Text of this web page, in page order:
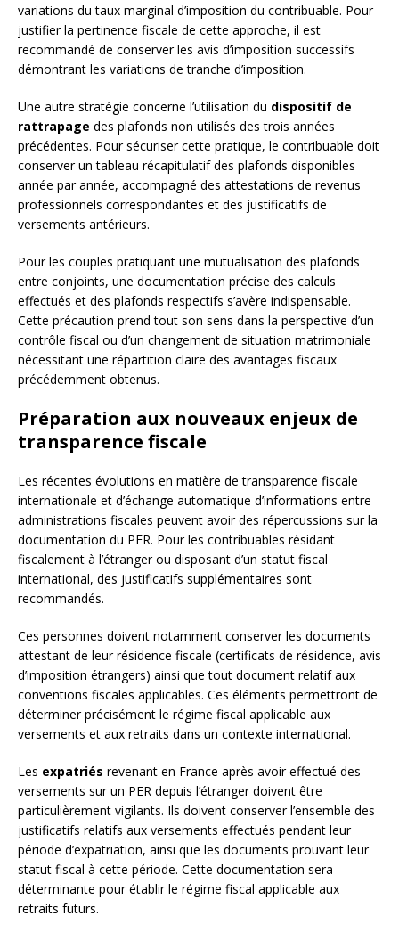
variations du taux marginal d’imposition du contribuable. Pour
justifier la pertinence fiscale de cette approche, il est
recommandé de conserver les avis d’imposition successifs
démontrant les variations de tranche d’imposition.
Une autre stratégie concerne l’utilisation du dispositif de
rattrapage des plafonds non utilisés des trois années
précédentes. Pour sécuriser cette pratique, le contribuable doit
conserver un tableau récapitulatif des plafonds disponibles
année par année, accompagné des attestations de revenus
professionnels correspondantes et des justificatifs de
versements antérieurs.
Pour les couples pratiquant une mutualisation des plafonds
entre conjoints, une documentation précise des calculs
effectués et des plafonds respectifs s’avère indispensable.
Cette précaution prend tout son sens dans la perspective d’un
contrôle fiscal ou d’un changement de situation matrimoniale
nécessitant une répartition claire des avantages fiscaux
précédemment obtenus.
Préparation aux nouveaux enjeux de
transparence fiscale
Les récentes évolutions en matière de transparence fiscale
internationale et d’échange automatique d’informations entre
administrations fiscales peuvent avoir des répercussions sur la
documentation du PER. Pour les contribuables résidant
fiscalement à l’étranger ou disposant d’un statut fiscal
international, des justificatifs supplémentaires sont
recommandés.
Ces personnes doivent notamment conserver les documents
attestant de leur résidence fiscale (certificats de résidence, avis
d’imposition étrangers) ainsi que tout document relatif aux
conventions fiscales applicables. Ces éléments permettront de
déterminer précisément le régime fiscal applicable aux
versements et aux retraits dans un contexte international.
Les expatriés revenant en France après avoir effectué des
versements sur un PER depuis l’étranger doivent être
particulièrement vigilants. Ils doivent conserver l’ensemble des
justificatifs relatifs aux versements effectués pendant leur
période d’expatriation, ainsi que les documents prouvant leur
statut fiscal à cette période. Cette documentation sera
déterminante pour établir le régime fiscal applicable aux
retraits futurs.